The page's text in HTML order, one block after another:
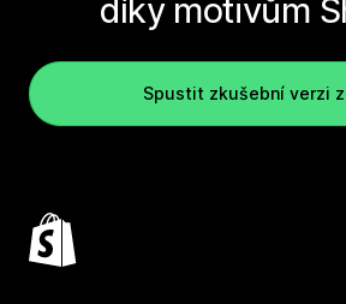
díky motivům
Spustit zkušební verzi